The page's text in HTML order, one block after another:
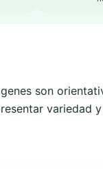
son
variedad